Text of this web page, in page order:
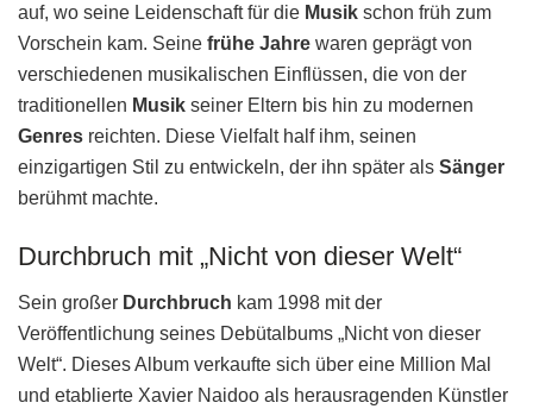
auf, wo seine Leidenschaft für die Musik schon früh zum
Vorschein kam. Seine frühe Jahre waren geprägt von
verschiedenen musikalischen Einflüssen, die von der
traditionellen Musik seiner Eltern bis hin zu modernen
Genres reichten. Diese Vielfalt half ihm, seinen
einzigartigen Stil zu entwickeln, der ihn später als Sänger
berühmt machte.
Durchbruch mit „Nicht von dieser Welt“
Sein großer Durchbruch kam 1998 mit der
Veröffentlichung seines Debütalbums „Nicht von dieser
Welt“. Dieses Album verkaufte sich über eine Million Mal
und etablierte Xavier Naidoo als herausragenden Künstler